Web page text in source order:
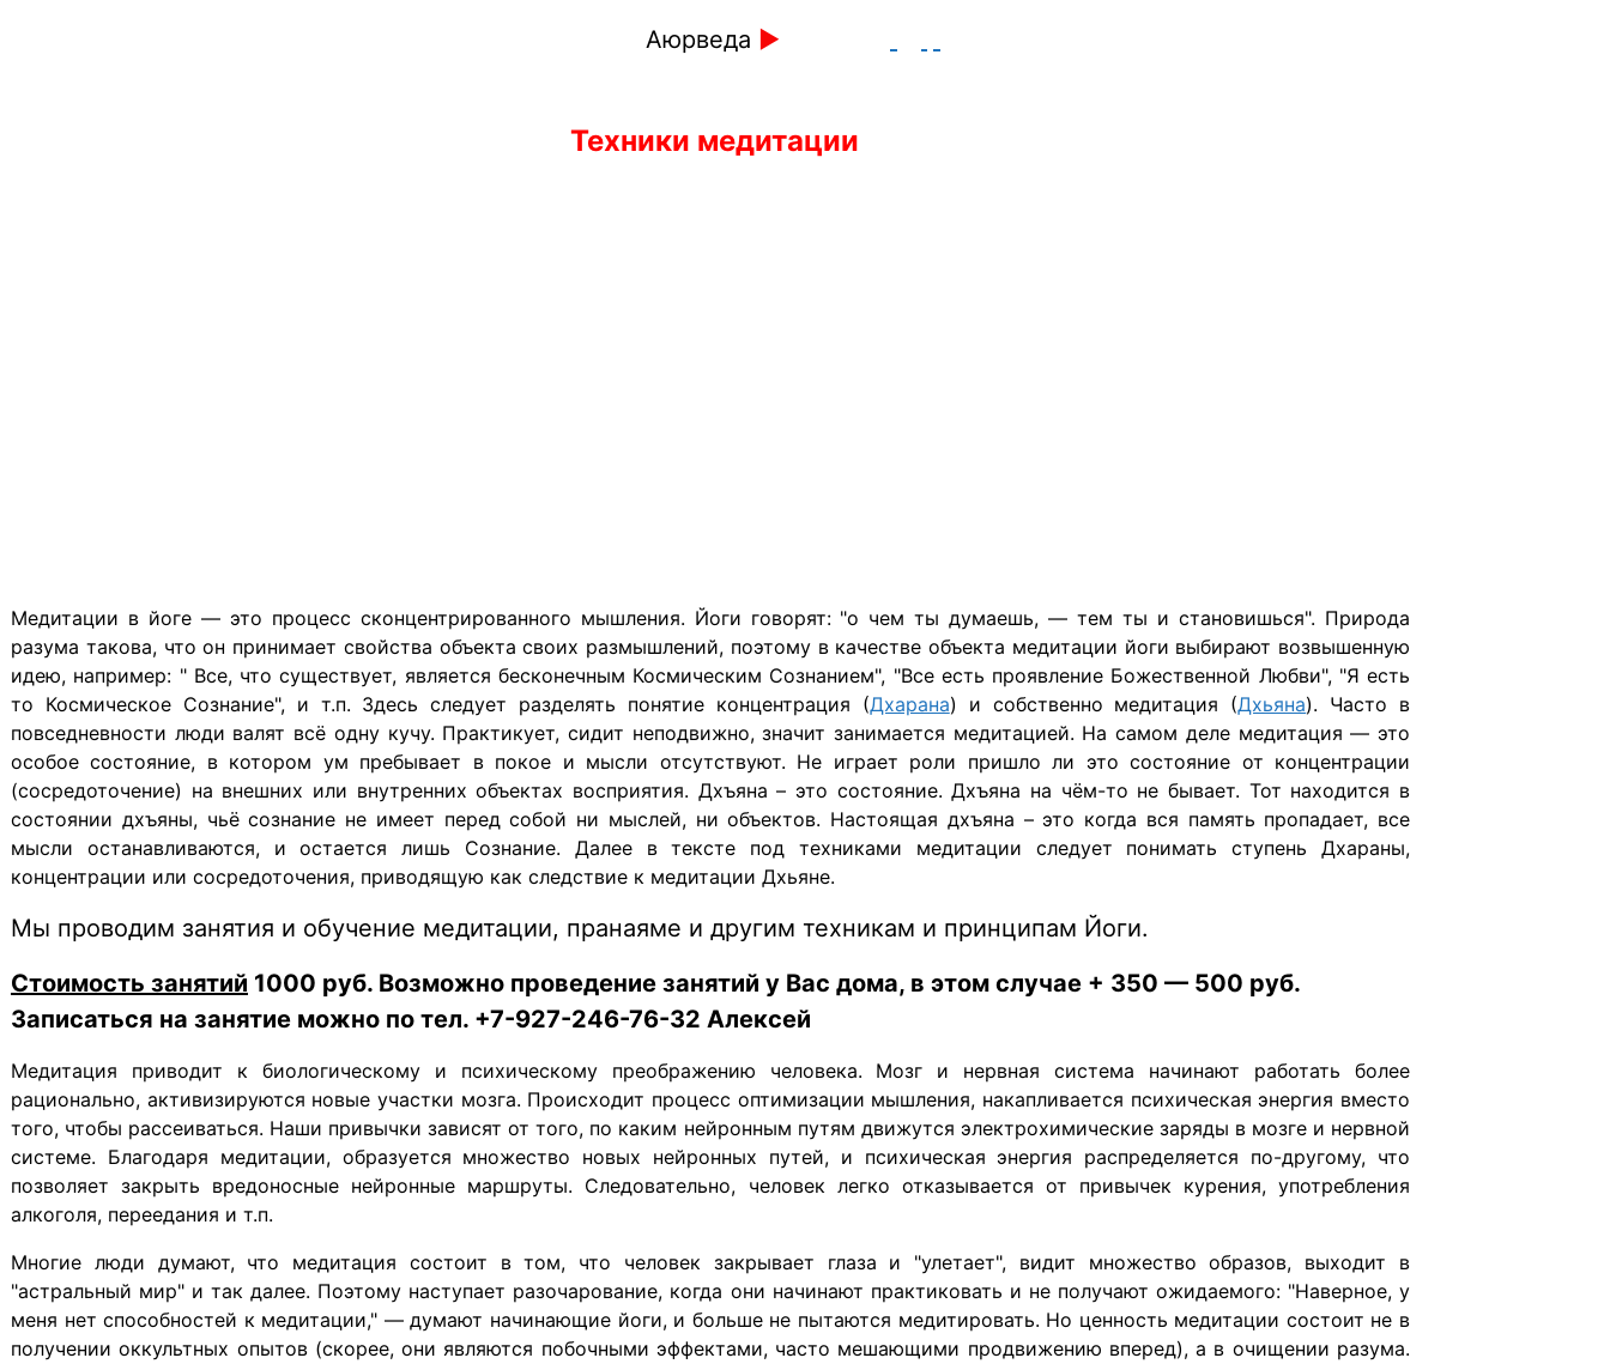
Аюрведа ►
Техники медитации
Медитации в йоге — это процесс сконцентрированного мышления. Йоги говорят: "о чем ты думаешь, — тем ты и становишься". Природа
разума такова, что он принимает свойства объекта своих размышлений, поэтому в качестве объекта медитации йоги выбирают возвышенную
идею, например: " Все, что существует, является бесконечным Космическим Сознанием", "Все есть проявление Божественной Любви", "Я есть
то Космическое Сознание", и т.п. Здесь следует разделять понятие концентрация (Дхарана) и собственно медитация (Дхьяна). Часто в
повседневности люди валят всё одну кучу. Практикует, сидит неподвижно, значит занимается медитацией. На самом деле медитация — это
особое состояние, в котором ум пребывает в покое и мысли отсутствуют. Не играет роли пришло ли это состояние от концентрации
(сосредоточение) на внешних или внутренних объектах восприятия. Дхъяна – это состояние. Дхъяна на чём-то не бывает. Тот находится в
состоянии дхъяны, чьё сознание не имеет перед собой ни мыслей, ни объектов. Настоящая дхъяна – это когда вся память пропадает, все
мысли останавливаются, и остается лишь Сознание. Далее в тексте под техниками медитации следует понимать ступень Дхараны,
концентрации или сосредоточения, приводящую как следствие к медитации Дхьяне.
Мы проводим занятия и обучение медитации, пранаяме и другим техникам и принципам Йоги.
Стоимость занятий 1000 руб. Возможно проведение занятий у Вас дома, в этом случае + 350 — 500 руб.
Записаться на занятие можно по тел. +7-927-246-76-32 Алексей
Медитация приводит к биологическому и психическому преображению человека. Мозг и нервная система начинают работать более
рационально, активизируются новые участки мозга. Происходит процесс оптимизации мышления, накапливается психическая энергия вместо
того, чтобы рассеиваться. Наши привычки зависят от того, по каким нейронным путям движутся электрохимические заряды в мозге и нервной
системе. Благодаря медитации, образуется множество новых нейронных путей, и психическая энергия распределяется по-другому, что
позволяет закрыть вредоносные нейронные маршруты. Следовательно, человек легко отказывается от привычек курения, употребления
алкоголя, переедания и т.п.
Многие люди думают, что медитация состоит в том, что человек закрывает глаза и "улетает", видит множество образов, выходит в
"астральный мир" и так далее. Поэтому наступает разочарование, когда они начинают практиковать и не получают ожидаемого: "Наверное, у
меня нет способностей к медитации," — думают начинающие йоги, и больше не пытаются медитировать. Но ценность медитации состоит не в
получении оккультных опытов (скорее, они являются побочными эффектами, часто мешающими продвижению вперед), а в очищении разума.